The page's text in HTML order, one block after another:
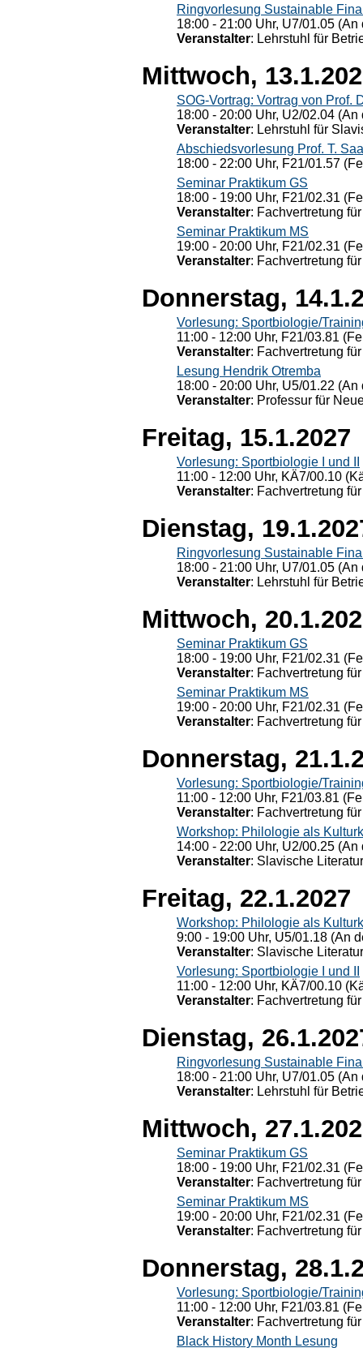
Ringvorlesung Sustainable
18:00 - 21:00 Uhr, U7/01.05
Veranstalter: Lehrstuhl für
Mittwoch,
SOG-Vortrag: Vortrag von Prof.
18:00 - 20:00 Uhr, U2/02.04
Veranstalter: Lehrstuhl für
Abschiedsvorlesung Prof. T.
18:00 - 22:00 Uhr, F21/01.57
Seminar Praktikum GS
18:00 - 19:00 Uhr, F21/02.31
Veranstalter: Fachvertretung
Seminar Praktikum MS
19:00 - 20:00 Uhr, F21/02.31
Veranstalter: Fachvertretung
Donnerstag,
Vorlesung: Sportbiologie/
11:00 - 12:00 Uhr, F21/03.81
Veranstalter: Fachvertretung
Lesung Hendrik Otremba
18:00 - 20:00 Uhr, U5/01.22
Veranstalter: Professur für
Freitag, 15.1.2027
Vorlesung: Sportbiologie I und II
11:00 - 12:00 Uhr, KÄ7/00.10
Veranstalter: Fachvertretung
Dienstag,
Ringvorlesung Sustainable
18:00 - 21:00 Uhr, U7/01.05
Veranstalter: Lehrstuhl für
Mittwoch,
Seminar Praktikum GS
18:00 - 19:00 Uhr, F21/02.31
Veranstalter: Fachvertretung
Seminar Praktikum MS
19:00 - 20:00 Uhr, F21/02.31
Veranstalter: Fachvertretung
Donnerstag,
Vorlesung: Sportbiologie/
11:00 - 12:00 Uhr, F21/03.81
Veranstalter: Fachvertretung
Workshop: Philologie als
14:00 - 22:00 Uhr, U2/00.25
Veranstalter: Slavische
Freitag, 22.1.2027
Workshop: Philologie als
9:00 - 19:00 Uhr, U5/01.18 (An
Veranstalter: Slavische
Vorlesung: Sportbiologie I und II
11:00 - 12:00 Uhr, KÄ7/00.10
Veranstalter: Fachvertretung
Dienstag,
Ringvorlesung Sustainable
18:00 - 21:00 Uhr, U7/01.05
Veranstalter: Lehrstuhl für
Mittwoch,
Seminar Praktikum GS
18:00 - 19:00 Uhr, F21/02.31
Veranstalter: Fachvertretung
Seminar Praktikum MS
19:00 - 20:00 Uhr, F21/02.31
Veranstalter: Fachvertretung
Donnerstag,
Vorlesung: Sportbiologie/
11:00 - 12:00 Uhr, F21/03.81
Veranstalter: Fachvertretung
Black History Month Lesung